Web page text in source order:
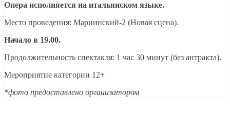
Опера исполняется на итальянском языке.
Место проведения: Мариинский-2 (Новая сцена).
Начало в 19.00.
Продолжительность спектакля: 1 час 30 минут (без антракта).
Мероприятие категории 12+
*фото предоставлено организатором